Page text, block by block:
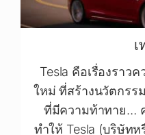
เ
Tesla คือเรื่องราว
ใหม่ ที่สร้างนวัตกรร
ที่มีความท้าทาย…
ทำให้ Tesla (บริษัท